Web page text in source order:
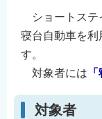
ショートステ
寝台自動車を利
す。
対象者には
対象者